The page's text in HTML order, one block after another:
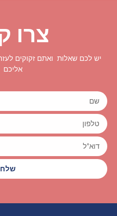
צרו
יש לכם שאלות ואתם זקוקים
אליכם
שלח